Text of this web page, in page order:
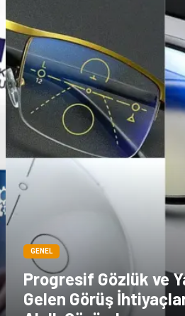
GENEL
Progresif Gözlük ve
Gelen Görüş